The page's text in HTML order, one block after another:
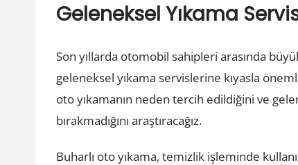
Geleneksel Yıkama
Son yıllarda otomobil sahipleri arasında
geleneksel yıkama servislerine kıyasla
oto yıkamanın neden tercih edildiğini ve
bırakmadığını araştıracağız.
Buharlı oto yıkama, temizlik işleminde